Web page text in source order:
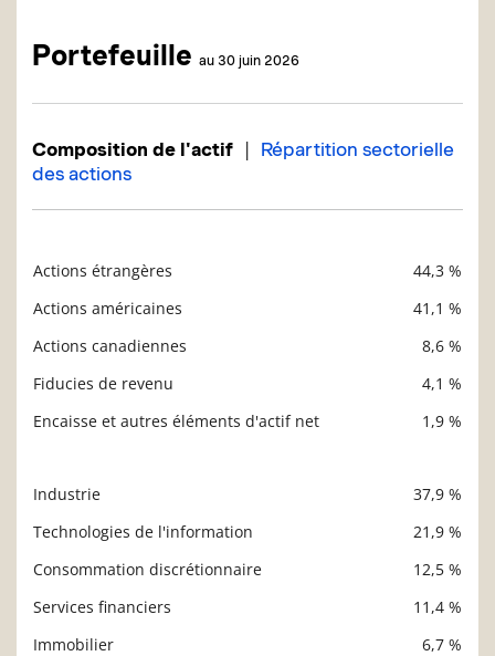
Portefeuille au 30 juin 2026
Composition de l'actif | Répartition sectorielle
des actions
Actions étrangères
44,3 %
Actions américaines
41,1 %
Actions canadiennes
8,6 %
Fiducies de revenu
4,1 %
Encaisse et autres éléments d'actif net
1,9 %
Industrie
37,9 %
Technologies de l'information
21,9 %
Consommation discrétionnaire
12,5 %
Services financiers
11,4 %
Immobilier
6,7 %